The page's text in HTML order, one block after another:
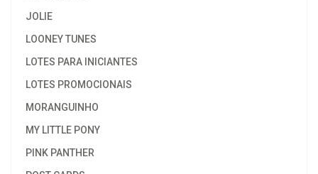
JOLIE
LOONEY TUNES
LOTES PARA INICIANTES
LOTES PROMOCIONAIS
MORANGUINHO
MY LITTLE PONY
PINK PANTHER